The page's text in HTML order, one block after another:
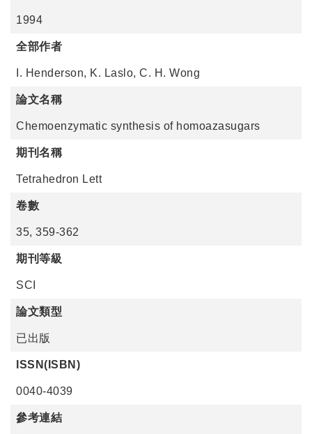
1994
全部作者
I. Henderson, K. Laslo, C. H. Wong
論文名稱
Chemoenzymatic synthesis of homoazasugars
期刊名稱
Tetrahedron Lett
卷數
35, 359-362
期刊等級
SCI
論文類型
已出版
ISSN(ISBN)
0040-4039
參考連結